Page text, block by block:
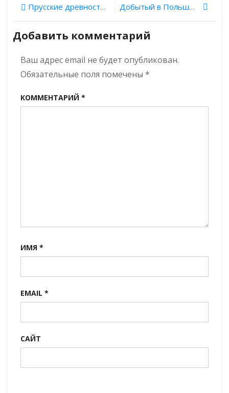
колесничего
нашли
из Новосибирска
Навигация
по
записям
Прусские древности. Выпуск 13. Кирха Шиллена Добытый в Польше свинец экспортировали в Древнюю Русь
Добавить комментарий
Ваш адрес email не будет опубликован.
Обязательные поля помечены *
КОММЕНТАРИЙ *
ИМЯ *
EMAIL *
САЙТ